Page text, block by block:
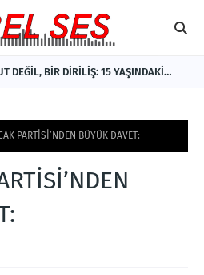
DEĞİL, BİR DİRİLİŞ: 15 YAŞINDAKİ
PARTİSİ’NDEN BÜYÜK DAVET: